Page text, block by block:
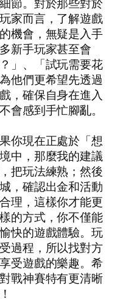
家而言，了解遊戲
機會，無疑是入手
新手玩家甚至會
」、「試玩需要花
他們更希望先透過
，確保自身在進入
會感到手忙腳亂。
你現在正處於「想
中，那麼我的建議
把玩法練熟；然後
，確認出金和活動
理，這樣你才能更
的方式，你不僅能
快的遊戲體驗。玩
過程，所以找對方
受遊戲的樂趣。希
戰神賽特有更清晰